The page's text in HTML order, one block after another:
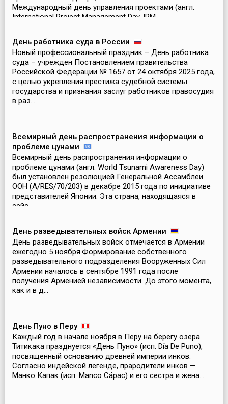
Международный день управления проектами (англ.
International Project Management Day, IPM
День работника суда в России
Новый профессиональный праздник – День работника
суда – учрежден Постановлением правительства
Российской Федерации № 1657 от 24 октября 2025 года,
с целью укрепления престижа судебной системы
государства и признания заслуг работников правосудия
в раз...
Всемирный день распространения информации о
проблеме цунами
Всемирный день распространения информации о
проблеме цунами (англ. World Tsunami Awareness Day)
был установлен резолюцией Генеральной Ассамблеи
ООН (A/RES/70/203) в декабре 2015 года по инициативе
представителей Японии. Эта страна, находящаяся в
сейс...
День разведывательных войск Армении
День разведывательных войск отмечается в Армении
ежегодно 5 ноября.Формирование собственного
разведывательного подразделения Вооруженных Сил
Армении началось в сентябре 1991 года после
получения Арменией независимости. До этого момента,
как и в д...
День Пуно в Перу
Каждый год в начале ноября в Перу на берегу озера
Титикака празднуется «День Пуно» (исп. Día De Puno),
посвященный основанию древней империи инков.
Согласно индейской легенде, прародители инков —
Манко Капак (исп. Manco Cápac) и его сестра и жена...